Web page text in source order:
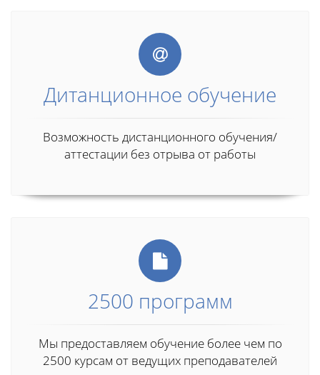
Дитанционное обучение
Возможность дистанционного обучения/
аттестации без отрыва от работы
2500 программ
Мы предоставляем обучение более чем по
2500 курсам от ведущих преподавателей